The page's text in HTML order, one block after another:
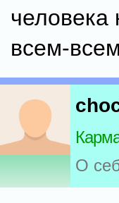
человека
всем-
О